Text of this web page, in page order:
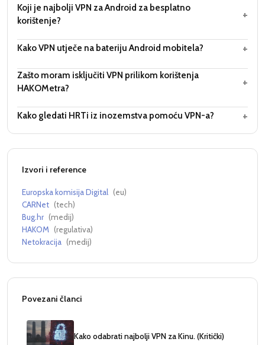
Koji je najbolji VPN za Android za besplatno
korištenje?
+
Kako VPN utječe na bateriju Android mobitela? +
Zašto moram isključiti VPN prilikom korištenja
HAKOMetra?
+
Kako gledati HRTi iz inozemstva pomoću VPN-a? +
Izvori i reference
Europska komisija Digital (eu)
CARNet (tech)
Bug.hr (medij)
HAKOM (regulativa)
Netokracija (medij)
Povezani članci
Kako odabrati najbolji VPN za Kinu. (Kritički)